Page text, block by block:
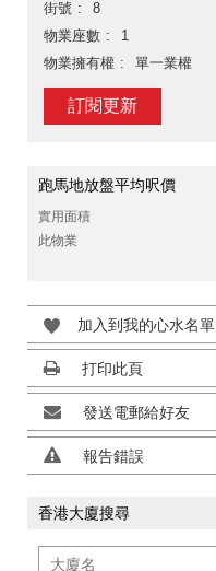
街號
8
物業座數
1
物業擁有權
單一業權
訂閱更新
跑馬地放盤平均呎價
實用面積
此物業
加入到我的心水名單
打印此頁
發送電郵給好友
報告錯誤
香港大廈搜尋